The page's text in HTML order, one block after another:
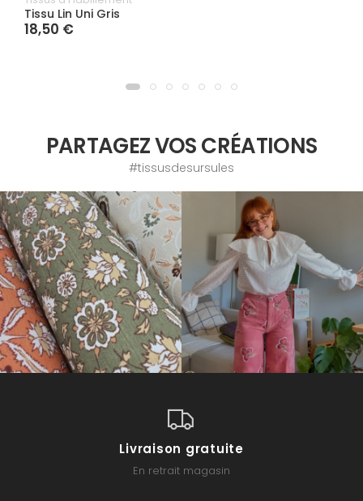
Tissu Lin Uni Gris
18,50 €
PARTAGEZ VOS CRÉATIONS
#tissusdesursules
Livraison gratuite
En retrait magasin